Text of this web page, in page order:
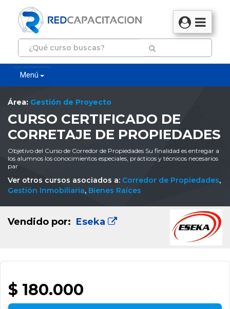
Menú
Área: Gestión de Proyecto
CURSO CERTIFICADO DE
CORRETAJE DE PROPIEDADES
Objetivo del Curso de Corredor de Propiedades Su finalidad es entregar a
los alumnos los conocimientos especiales, prácticos y técnicos necesarios
par
Ver otros cursos asociados a: Corredor de Propiedades,
Gestión Inmobiliaria, Bienes Raíces
Vendido por: Eseka
$ 180.000